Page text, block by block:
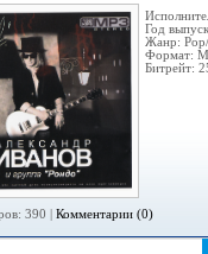
Год
Жанр:
Формат:
Битрейт:
390 | Комментарии (0)